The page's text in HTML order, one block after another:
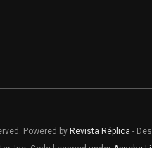
Powered by Revista Réplica -